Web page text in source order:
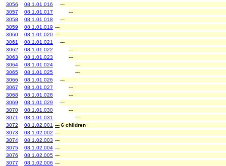
3056
08.1.01.016
---
3057
08.1.01.017
---
3058
08.1.01.018
---
3059
08.1.01.019 ---
3060
08.1.01.020 ---
3061
08.1.01.021
---
3062
08.1.01.022
---
3063
08.1.01.023
---
3064
08.1.01.024
---
3065
08.1.01.025
---
3066
08.1.01.026
---
3067
08.1.01.027
---
3068
08.1.01.028
---
3069
08.1.01.029
---
3070
08.1.01.030
---
3071
08.1.01.031
---
3072
08.1.02.001 --- 6 children
3073
08.1.02.002 ---
3074
08.1.02.003 ---
3075
08.1.02.004 ---
3076
08.1.02.005 ---
3077
08.1.02.006 ---